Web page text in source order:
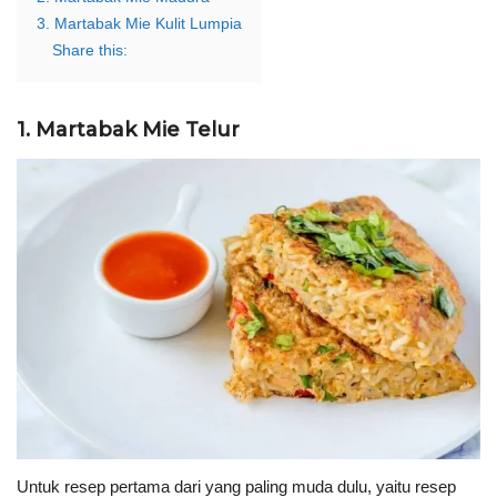
3. Martabak Mie Kulit Lumpia
Share this:
1. Martabak Mie Telur
Untuk resep pertama dari yang paling muda dulu, yaitu resep